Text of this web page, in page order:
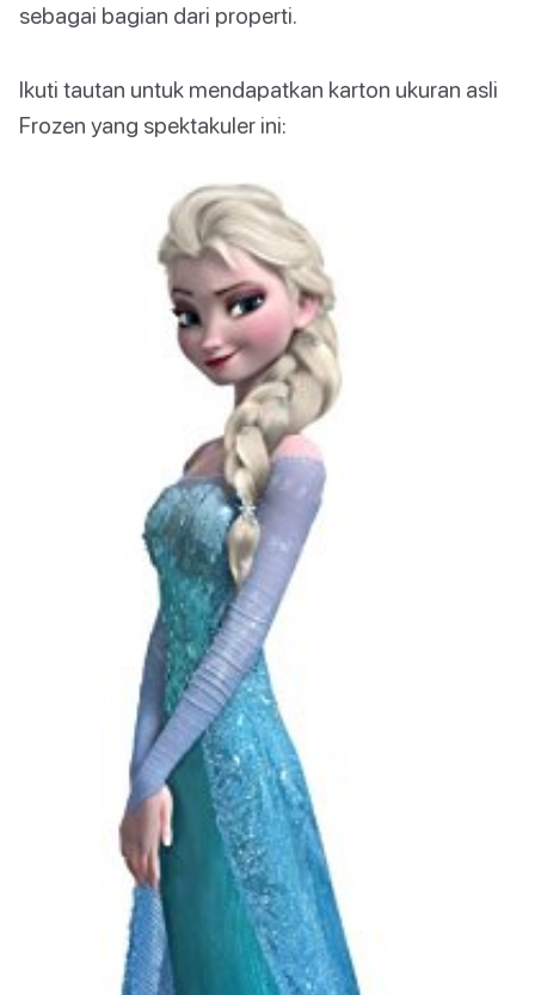
sebagai bagian dari properti.
Ikuti tautan untuk mendapatkan karton ukuran asli
Frozen yang spektakuler ini: